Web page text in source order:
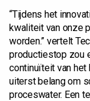
“Tijdens het
kwaliteit van onze
worden.” vertelt
productiestop zou
continuïteit van
uiterst belang om
proceswater. Een